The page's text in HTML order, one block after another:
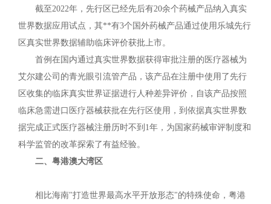
截至2022年，先行区已经先后有20余个药械产品纳入真实
世界数据应用试点，其**有3个国外药械产品通过使用乐城先行
区真实世界数据辅助临床评价获批上市。
首例在国内通过真实世界数据获得审批注册的医疗器械为
艾尔建公司的青光眼引流管产品，该产品在注册中使用了先行
区收集的临床真实世界证据进行人种差异评价，自该产品按照
临床急需进口医疗器械获批在先行区使用，到依据真实世界数
据完成正式医疗器械注册历时不到1年，为国家药械审评制度和
科学监管的改革探索了有益经验。
二、粤港澳大湾区
相比海南"打造世界最高水平开放形态"的特殊使命，粤港